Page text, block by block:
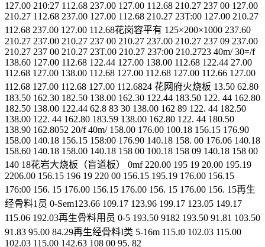
127.00 210:27 112.68 237.00 127.00 112.68 210.27 237 00 127.00
210.27 112.68 237.00 127.00 112.68 210.27 23T:00 127.00 210.27
112.68 237.00 127.00 112.68花岗容平有 125×200×1000 237.60
210.27 237.00 210.27 237 00 210.27 237.00 210.27 237 09 237.00
210.27 237 00 210.27 23T.00 210.27 237:00 210.2723 40m/ 30=/f
138.60 127.00 112.68 122.44 127.00 138.00 112.68 122.44 27.00
112.68 127.00 138.00 112.68 127.00 112.68 127.00 112.66 127.00
112.68 127.00 112.68 127.00 112.6824 花网府火烧板 13.50 62.80
183.50 162.30 182.50 138.00 162.30 122.44 183.50 122. 44 162.80
182.50 138.00 122.44 62.8 83 30 138.00 162 89 122. 44 182.50
138.00 122. 44 162.80 183.59 138.00 162.80 122. 44 180.50
138.90 162.8052 20/f 40m/ 158.00 176.00 100.18 156.15 176.90
158.00 140.18 156.15 158:00 176.90 140.18 158. 00 176.06 140.18
158.60 140.18 158.00 140.18 158 00 100.18 158 09 140.18 158 00
140 18花岩大烧板（盲道板） 0mf 220.00 195 19 20.00 195.19
2206.00 156.15 196 19 220 00 156.15 195.19 176.00 156.15
176:00 156. 15 176.00 156.15 176.00 156. 15 176.00 156. 15再生
经骨料1员 0-Sem123.66 109.17 123.96 199.17 123.05 149.17
115.06 192.03再生骨料用员 0-5 193.50 9182 193.50 91.81 103.50
91.83 95.00 84.29再生经骨料I类 5-16m 115.t0 102.03 115.00
102.03 115.00 142.63 108 00 95. 82